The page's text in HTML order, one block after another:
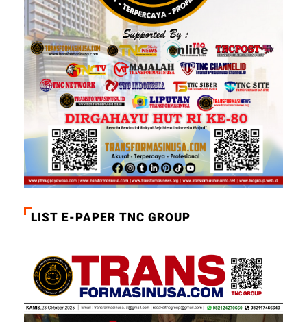
LIST E-PAPER TNC GROUP